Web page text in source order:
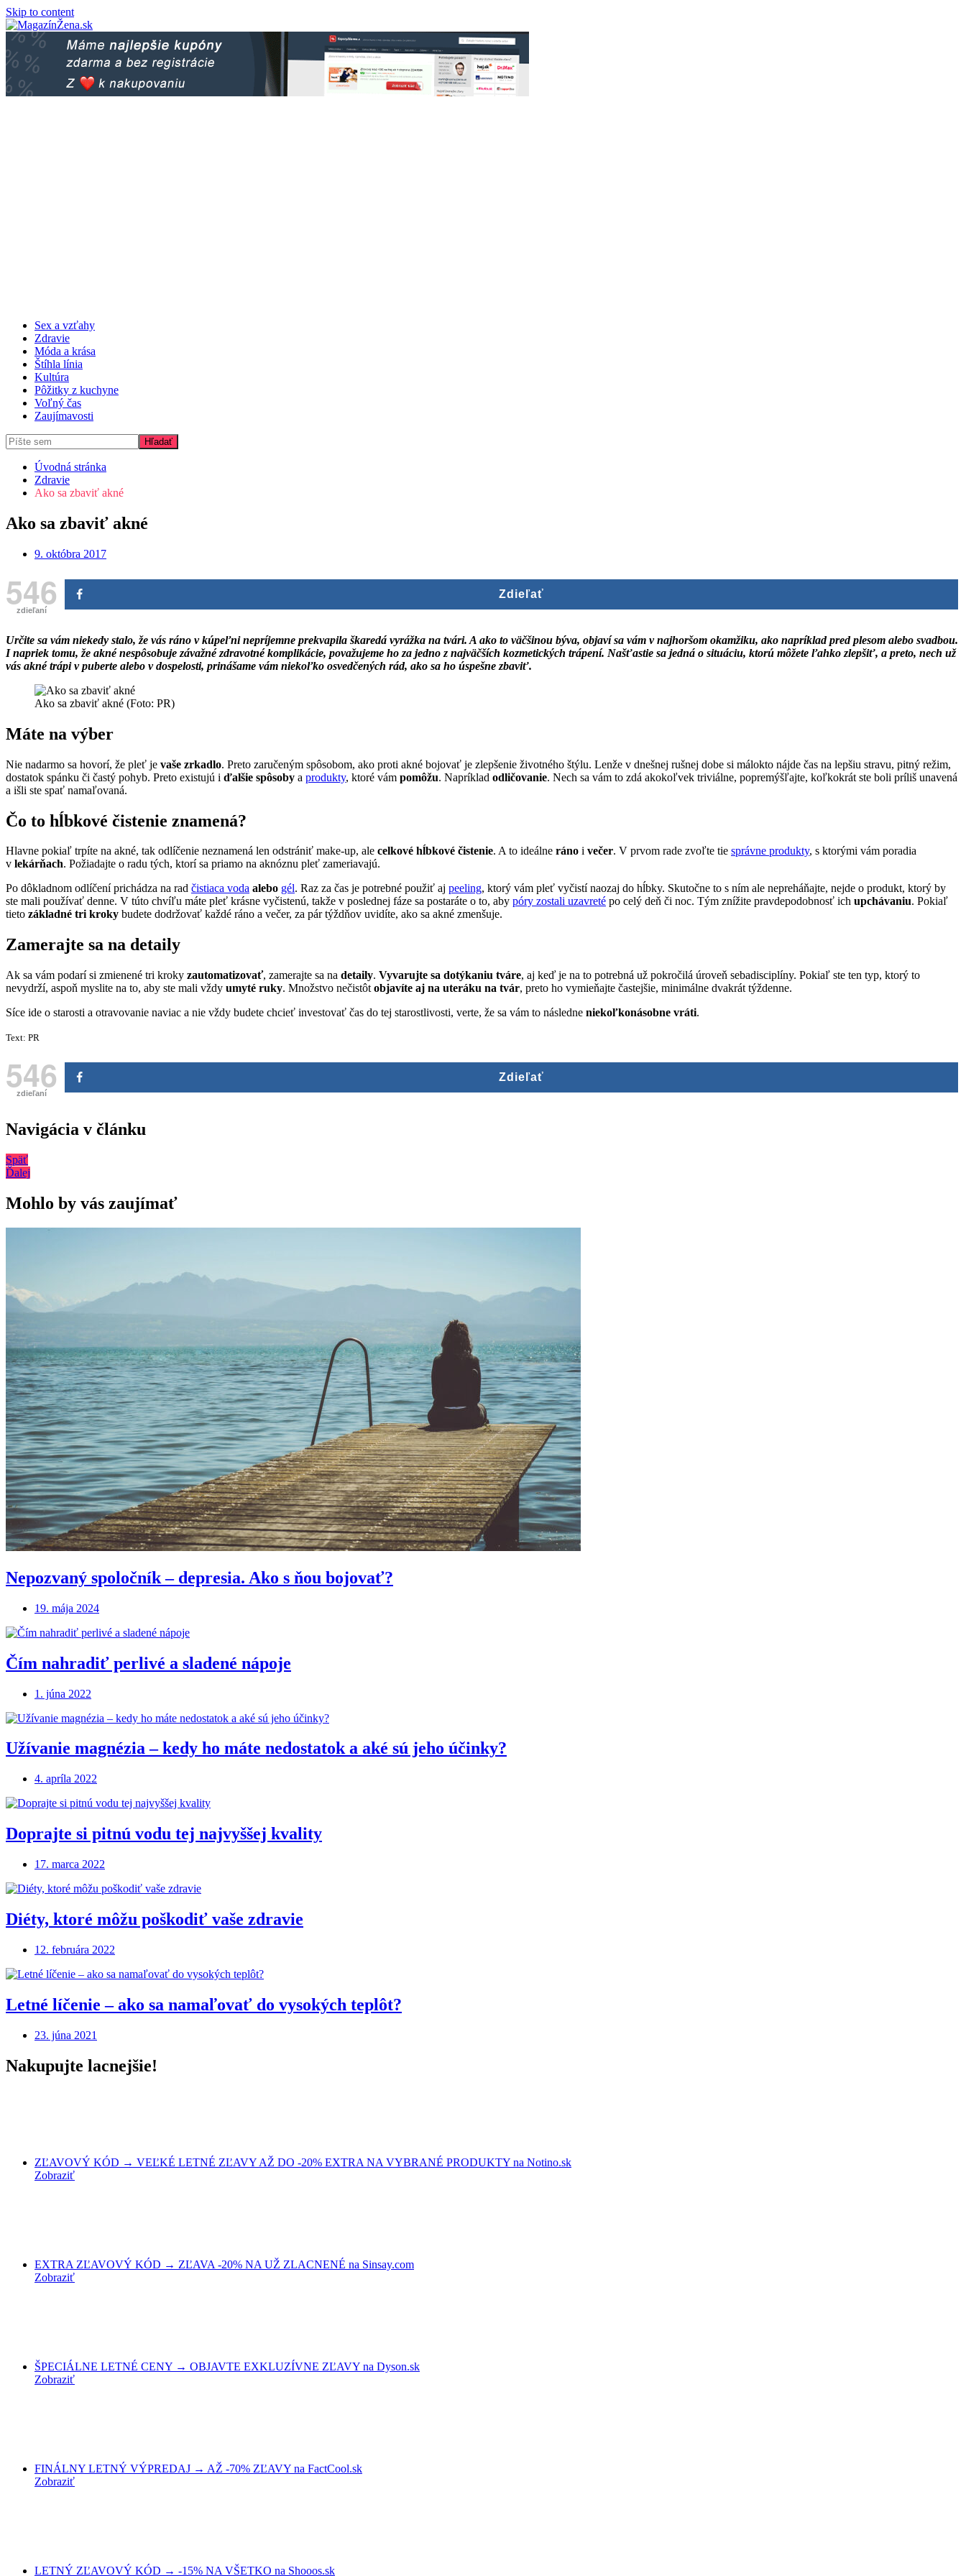
Skip to content
Sex a vzťahy
Zdravie
Móda a krása
Štíhla línia
Kultúra
Pôžitky z kuchyne
Voľný čas
Zaujímavosti
Úvodná stránka
Zdravie
Ako sa zbaviť akné
Ako sa zbaviť akné
9. októbra 2017
546
zdieľaní
Zdieľať
Určite sa vám niekedy stalo, že vás ráno v kúpeľni nepríjemne prekvapila škaredá vyrážka na tvári. A ako to väčšinou býva, objaví sa vám v najhoršom okamžiku, ako napríklad pred plesom alebo svadbou.
I napriek tomu, že akné nespôsobuje závažné zdravotné komplikácie, považujeme ho za jedno z najväčších kozmetických trápení. Našťastie sa jedná o situáciu, ktorú môžete ľahko zlepšiť, a preto, nech už
vás akné trápi v puberte alebo v dospelosti, prinášame vám niekoľko osvedčených rád, ako sa ho úspešne zbaviť.
Ako sa zbaviť akné (Foto: PR)
Máte na výber
Nie nadarmo sa hovorí, že pleť je vaše zrkadlo. Preto zaručeným spôsobom, ako proti akné bojovať je zlepšenie životného štýlu. Lenže v dnešnej rušnej dobe si málokto nájde čas na lepšiu stravu, pitný režim,
dostatok spánku či častý pohyb. Preto existujú i ďalšie spôsoby a produkty, ktoré vám pomôžu. Napríklad odličovanie. Nech sa vám to zdá akokoľvek triviálne, popremýšľajte, koľkokrát ste boli príliš unavená
a išli ste spať namaľovaná.
Čo to hĺbkové čistenie znamená?
Hlavne pokiaľ trpíte na akné, tak odlíčenie neznamená len odstrániť make-up, ale celkové hĺbkové čistenie. A to ideálne ráno i večer. V prvom rade zvoľte tie správne produkty, s ktorými vám poradia
v lekárňach. Požiadajte o radu tých, ktorí sa priamo na aknóznu pleť zameriavajú.
Po dôkladnom odlíčení prichádza na rad čistiaca voda alebo gél. Raz za čas je potrebné použiť aj peeling, ktorý vám pleť vyčistí naozaj do hĺbky. Skutočne to s ním ale nepreháňajte, nejde o produkt, ktorý by
ste mali používať denne. V túto chvíľu máte pleť krásne vyčistenú, takže v poslednej fáze sa postaráte o to, aby póry zostali uzavreté po celý deň či noc. Tým znížite pravdepodobnosť ich upchávaniu. Pokiaľ
tieto základné tri kroky budete dodržovať každé ráno a večer, za pár týždňov uvidíte, ako sa akné zmenšuje.
Zamerajte sa na detaily
Ak sa vám podarí si zmienené tri kroky zautomatizovať, zamerajte sa na detaily. Vyvarujte sa dotýkaniu tváre, aj keď je na to potrebná už pokročilá úroveň sebadisciplíny. Pokiaľ ste ten typ, ktorý to
nevydrží, aspoň myslite na to, aby ste mali vždy umyté ruky. Množstvo nečistôt objavíte aj na uteráku na tvár, preto ho vymieňajte častejšie, minimálne dvakrát týždenne.
Síce ide o starosti a otravovanie naviac a nie vždy budete chcieť investovať čas do tej starostlivosti, verte, že sa vám to následne niekoľkonásobne vráti.
Text: PR
546
zdieľaní
Zdieľať
Navigácia v článku
Späť
Ďalej
Mohlo by vás zaujímať
Nepozvaný spoločník – depresia. Ako s ňou bojovať?
19. mája 2024
Čím nahradiť perlivé a sladené nápoje
1. júna 2022
Užívanie magnézia – kedy ho máte nedostatok a aké sú jeho účinky?
4. apríla 2022
Doprajte si pitnú vodu tej najvyššej kvality
17. marca 2022
Diéty, ktoré môžu poškodiť vaše zdravie
12. februára 2022
Letné líčenie – ako sa namaľovať do vysokých teplôt?
23. júna 2021
Nakupujte lacnejšie!
ZĽAVOVÝ KÓD → VEĽKÉ LETNÉ ZĽAVY AŽ DO -20% EXTRA NA VYBRANÉ PRODUKTY na Notino.sk
Zobraziť
EXTRA ZĽAVOVÝ KÓD → ZĽAVA -20% NA UŽ ZLACNENÉ na Sinsay.com
Zobraziť
ŠPECIÁLNE LETNÉ CENY → OBJAVTE EXKLUZÍVNE ZĽAVY na Dyson.sk
Zobraziť
FINÁLNY LETNÝ VÝPREDAJ → AŽ -70% ZĽAVY na FactCool.sk
Zobraziť
LETNÝ ZĽAVOVÝ KÓD → -15% NA VŠETKO na Shooos.sk